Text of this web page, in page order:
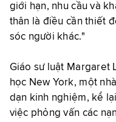
giới hạn, nhu cầu và
thân là điều cần thiết
sóc người khác."
Giáo sư luật Margaret
học New York, một
dạn kinh nghiệm, kể
việc phỏng vấn các